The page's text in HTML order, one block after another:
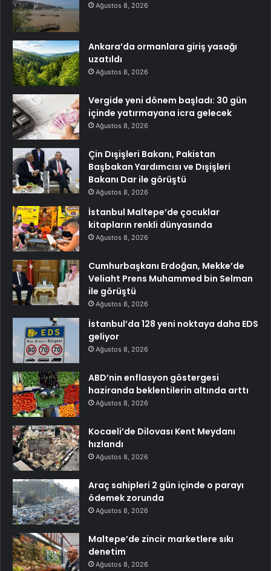
Ağustos 8, 2026
Ankara’da ormanlara giriş yasağı
uzatıldı
Ağustos 8, 2026
Vergide yeni dönem başladı: 30 gün
içinde yatırmayana icra gelecek
Ağustos 8, 2026
Çin Dışişleri Bakanı, Pakistan
Başbakan Yardımcısı ve Dışişleri
Bakanı Dar ile görüştü
Ağustos 8, 2026
İstanbul Maltepe’de çocuklar
kitapların renkli dünyasında
Ağustos 8, 2026
Cumhurbaşkanı Erdoğan, Mekke’de
Veliaht Prens Muhammed bin Selman
ile görüştü
Ağustos 8, 2026
İstanbul’da 128 yeni noktaya daha EDS
geliyor
Ağustos 8, 2026
ABD’nin enflasyon göstergesi
haziranda beklentilerin altında arttı
Ağustos 8, 2026
Kocaeli’de Dilovası Kent Meydanı
hızlandı
Ağustos 8, 2026
Araç sahipleri 2 gün içinde o parayı
ödemek zorunda
Ağustos 8, 2026
Maltepe’de zincir marketlere sıkı
denetim
Ağustos 8, 2026